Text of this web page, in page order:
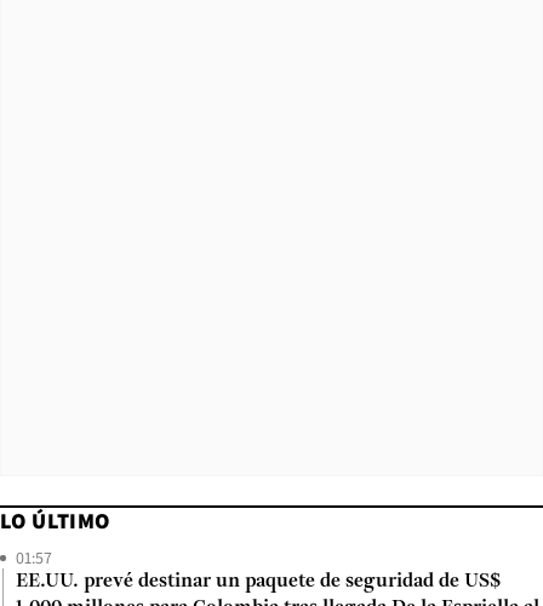
LO ÚLTIMO
01:57
EE.UU. prevé destinar un paquete de seguridad de US$